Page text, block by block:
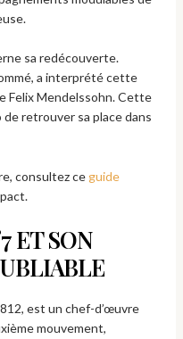
sa redécouverte.
a interprété cette
Felix Mendelssohn. Cette
retrouver sa place dans
consultez ce guide
ET SON
est un chef-d’œuvre
mouvement,